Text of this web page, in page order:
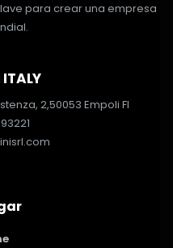
para crear una empresa
2,50053 Empoli FI